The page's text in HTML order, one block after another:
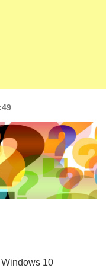
Windows 10